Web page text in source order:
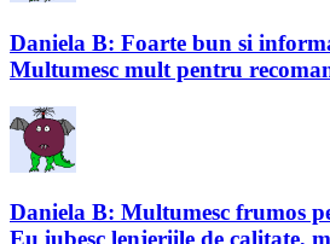
Daniela B: Foarte bun si
Multumesc mult pentru
Daniela B: Multumesc frumos